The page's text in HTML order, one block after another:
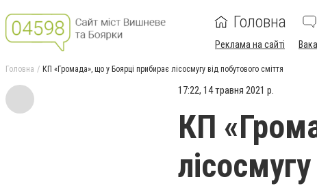
Головна
Реклама на сайті
Головна КП «Громада», що у Боярці прибирає лісосмугу від побутового сміття
17:22, 14 травня 2021 р.
КП